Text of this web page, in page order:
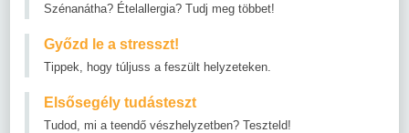
Szénanátha? Ételallergia? Tudj meg többet!
Győzd le a stresszt!
Tippek, hogy túljuss a feszült helyzeteken.
Elsősegély tudásteszt
Tudod, mi a teendő vészhelyzetben? Teszteld!